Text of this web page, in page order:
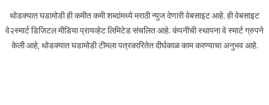
थोडक्यात घडामोडी ही कमीत कमी शब्दांमध्ये मराठी न्युज देणारी वेबसाइट आहे. ही वेबसाइट
वे२स्मार्ट डिजिटल मीडिया प्रायव्हेट लिमिटेड संचलित आहे. कंपनीची स्थापना वे स्मार्ट ग्रुपने
केली आहे, थोडक्यात घडामोडी टीमला पत्रकारितेत दीर्घकाळ काम करण्याचा अनुभव आहे.